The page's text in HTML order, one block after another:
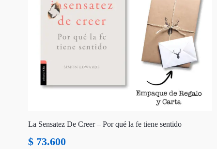
La Sensatez De Creer – Por qué la fe tiene sentido
$ 73.600